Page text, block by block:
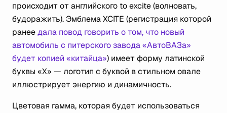
происходит от английского to excite (волновать,
будоражить). Эмблема XCITE (регистрация которой
ранеедала повод говорить о том, что новый
автомобиль с питерского завода «АвтоВАЗа»
будет копией «китайца») имеет форму латинской
буквы «X» — логотип с буквой в стильном овале
иллюстрирует энергию и динамичность.
Цветовая гамма, которая будет использоваться